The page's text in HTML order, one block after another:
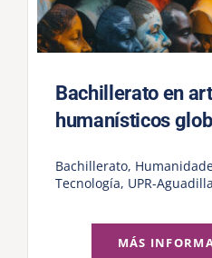
Bachillerato en
humanísticos
Bachillerato,
Tecnología, UPR-Aguadilla
MÁS